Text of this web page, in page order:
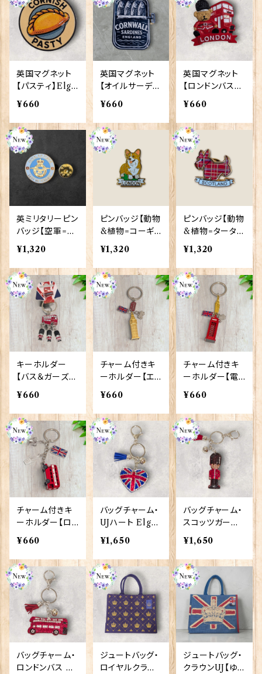
英国マグネット
【パスティ】Elga
te Products 9
0030
¥660
英国マグネット
【オイルサーディ
ン】Elgate Pro
ducts 90030
¥660
英国マグネット
【ロンドンバスベ
ア】A&S Gifts
90030
¥660
英ミリタリーピン
バッジ【空軍=R.
A.F Lest We F
orget】Traditi
on 90043-M1
00
¥1,320
ピンバッジ【動物
&植物=コーギ
ーロンドン】Tra
dition 90040-
T1335
¥1,320
ピンバッジ【動物
&植物=タータン
スコティー】Tra
dition 90040-
T1130
¥1,320
キーホルダー
【バス＆ガーズ】
A&S Gift 904
25
¥660
チャーム付きキ
ーホルダー【エリ
ザベスタワー】A
&S Gift 90424
¥660
チャーム付きキ
ーホルダー【電
話ボックス】A&
S Gift 90423
¥660
チャーム付きキ
ーホルダー【ロ
ンドンバス】A&S
Gift 90422
¥660
バッグチャーム・
UJハート Elgat
e Products 90
421
¥1,650
バッグチャーム・
スコッツガーズ
Elgate Produ
cts 90420
¥1,650
バッグチャーム・
ロンドンバス El
ジュートバッグ・
ロイヤルクラウ
ジュートバッグ・
クラウンUJ【ゆっ